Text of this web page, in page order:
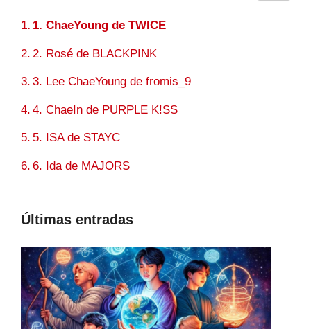
1. ChaeYoung de TWICE
2. Rosé de BLACKPINK
3. Lee ChaeYoung de fromis_9
4. ChaeIn de PURPLE K!SS
5. ISA de STAYC
6. Ida de MAJORS
Últimas entradas